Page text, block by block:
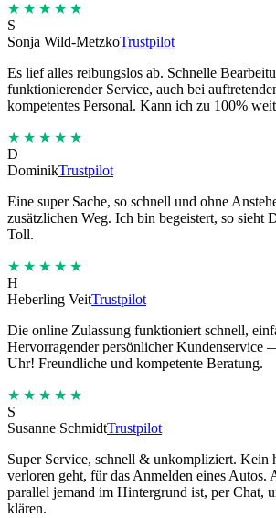
★★★★★
S
Sonja Wild-MetzkoTrustpilot
Es lief alles reibungslos ab. Schnelle
funktionierender Service, auch bei
kompetentes Personal. Kann ich zu 100%
★★★★★
D
DominikTrustpilot
Eine super Sache, so schnell und ohne
zusätzlichen Weg. Ich bin begeistert, so sieht
Toll.
★★★★★
H
Heberling VeitTrustpilot
Die online Zulassung funktioniert schnell,
Hervorragender persönlicher Kundenservice
Uhr! Freundliche und kompetente Beratung.
★★★★★
S
Susanne SchmidtTrustpilot
Super Service, schnell & unkompliziert. Kein
verloren geht, für das Anmelden eines Autos.
parallel jemand im Hintergrund ist, per Chat,
klären.